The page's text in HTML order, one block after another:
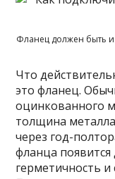
Фланец должен быть
Что
это фланец.
оцинкованного
толщина
через год-
фланца
герметичность и